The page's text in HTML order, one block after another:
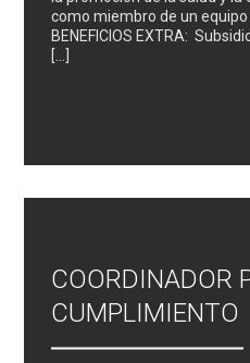
como miembro de un
BENEFICIOS EXTRA:
[…]
COORDINADOR
CUMPLIMIENTO